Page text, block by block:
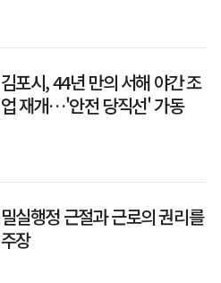
김포시, 44년 만의 서해 야간 조
업 재개…'안전 당직선' 가동
밀실행정 근절과 근로의 권리를
주장